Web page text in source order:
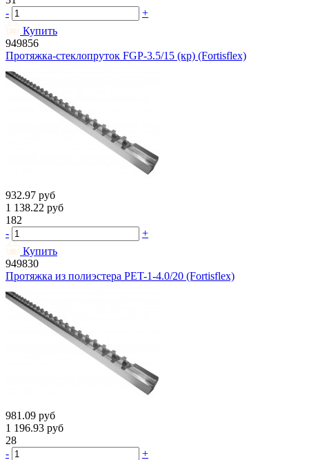
-
+
Купить
949856
Протяжка-стеклопруток FGP-3.5/15 (кр) (Fortisflex)
932.97 руб
1 138.22 руб
182
-
+
Купить
949830
Протяжка из полиэстера PET-1-4.0/20 (Fortisflex)
981.09 руб
1 196.93 руб
28
-
+